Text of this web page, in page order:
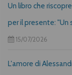
Un libro che
per il presente: "Un
15/07/2026
L'amore di